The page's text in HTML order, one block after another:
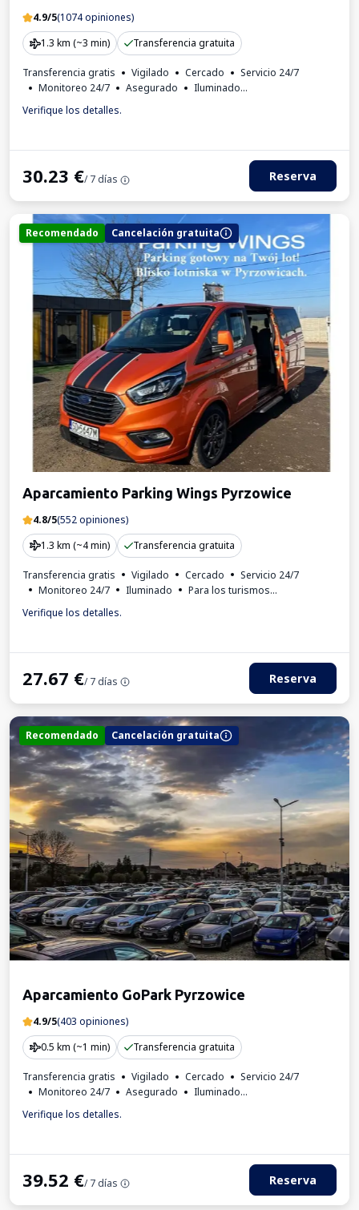
4.9/5(1074 opiniones)
1.3 km (~3 min)
Transferencia gratuita
Transferencia gratis Vigilado Cercado
Servicio 24/7
Monitoreo 24/7
Asegurado
Iluminado
Lugares para autobuses
Verifique los detalles.
30.23 €/ 7 días Reserva
Recomendado Cancelación gratuita
Aparcamiento Parking Wings Pyrzowice
4.8/5(552 opiniones)
1.3 km (~4 min)
Transferencia gratuita
Transferencia gratis Vigilado Cercado
Servicio 24/7
Monitoreo 24/7
Iluminado
Para los turismos
Invoice from the car park
Verifique los detalles.
27.67 €/ 7 días Reserva
Recomendado Cancelación gratuita
Aparcamiento GoPark Pyrzowice
4.9/5(403 opiniones)
0.5 km (~1 min)
Transferencia gratuita
Transferencia gratis Vigilado Cercado
Servicio 24/7
Monitoreo 24/7
Asegurado
Iluminado
Lugares para autobuses
Bebidas disponibles
Verifique los detalles.
39.52 €/ 7 días Reserva